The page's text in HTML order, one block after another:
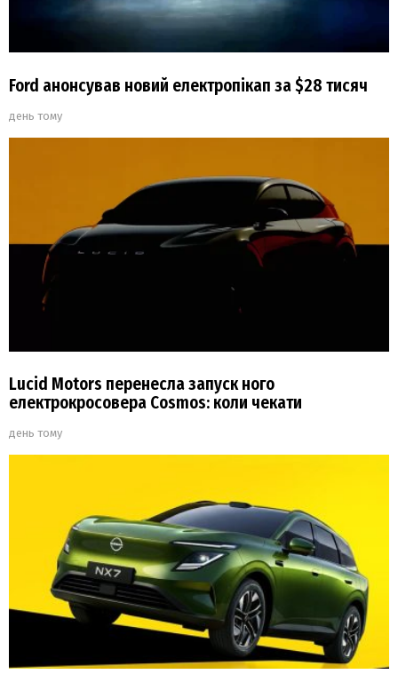
Ford анонсував новий електропікап за $28 тисяч
день тому
Lucid Motors перенесла запуск ного
електрокросовера Cosmos: коли чекати
день тому